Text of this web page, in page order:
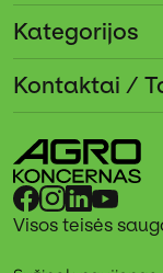
Kategorijos
Kontaktai /
Visos teisės